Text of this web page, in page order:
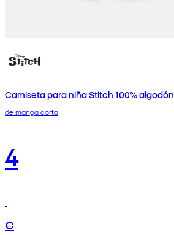
Camiseta para niña Stitch 100% algodón
de manga corta
4
€